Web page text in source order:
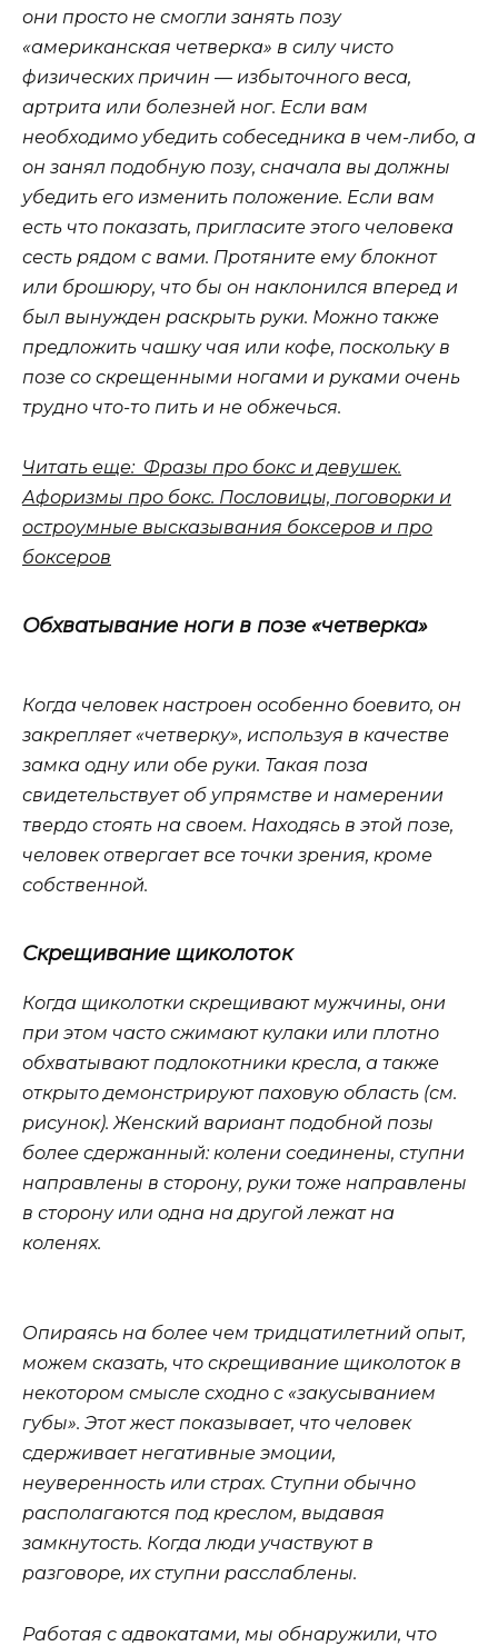
они просто не смогли занять позу
«американская четверка» в силу чисто
физических причин — избыточного веса,
артрита или болезней ног. Если вам
необходимо убедить собеседника в чем-либо, а
он занял подобную позу, сначала вы должны
убедить его изменить положение. Если вам
есть что показать, пригласите этого человека
сесть рядом с вами. Протяните ему блокнот
или брошюру, что бы он наклонился вперед и
был вынужден раскрыть руки. Можно также
предложить чашку чая или кофе, поскольку в
позе со скрещенными ногами и руками очень
трудно что-то пить и не обжечься.
Читать еще: Фразы про бокс и девушек.
Афоризмы про бокс. Пословицы, поговорки и
остроумные высказывания боксеров и про
боксеров
Обхватывание ноги в позе «четверка»
Когда человек настроен особенно боевито, он
закрепляет «четверку», используя в качестве
замка одну или обе руки. Такая поза
свидетельствует об упрямстве и намерении
твердо стоять на своем. Находясь в этой позе,
человек отвергает все точки зрения, кроме
собственной.
Скрещивание щиколоток
Когда щиколотки скрещивают мужчины, они
при этом часто сжимают кулаки или плотно
обхватывают подлокотники кресла, а также
открыто демонстрируют паховую область (см.
рисунок). Женский вариант подобной позы
более сдержанный: колени соединены, ступни
направлены в сторону, руки тоже направлены
в сторону или одна на другой лежат на
коленях.
Опираясь на более чем тридцатилетний опыт,
можем сказать, что скрещивание щиколоток в
некотором смысле сходно с «закусыванием
губы». Этот жест показывает, что человек
сдерживает негативные эмоции,
неуверенность или страх. Ступни обычно
располагаются под креслом, выдавая
замкнутость. Когда люди участвуют в
разговоре, их ступни расслаблены.
Работая с адвокатами, мы обнаружили, что